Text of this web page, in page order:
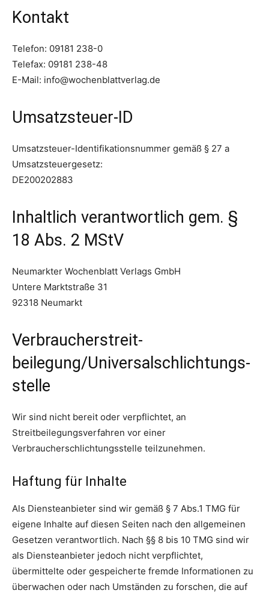
Kontakt
Telefon: 09181 238-0
Telefax: 09181 238-48
E-Mail: info@wochenblattverlag.de
Umsatzsteuer-ID
Umsatzsteuer-Identifikationsnummer gemäß § 27 a
Umsatzsteuergesetz:
DE200202883
Inhaltlich verantwortlich gem. §
18 Abs. 2 MStV
Neumarkter Wochenblatt Verlags GmbH
Untere Marktstraße 31
92318 Neumarkt
Verbraucher­streit­
beilegung/Universal­schlichtungs­
stelle
Wir sind nicht bereit oder verpflichtet, an
Streitbeilegungsverfahren vor einer
Verbraucherschlichtungsstelle teilzunehmen.
Haftung für Inhalte
Als Diensteanbieter sind wir gemäß § 7 Abs.1 TMG für
eigene Inhalte auf diesen Seiten nach den allgemeinen
Gesetzen verantwortlich. Nach §§ 8 bis 10 TMG sind wir
als Diensteanbieter jedoch nicht verpflichtet,
übermittelte oder gespeicherte fremde Informationen zu
überwachen oder nach Umständen zu forschen, die auf